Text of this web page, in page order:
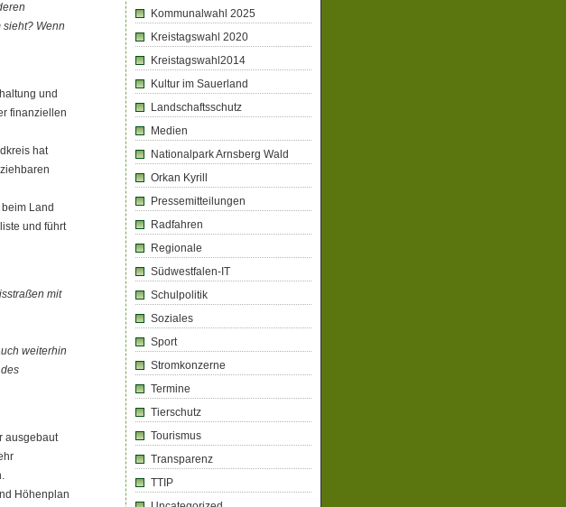
Wenn
und
finanziellen
hat
Land
und führt
mit
weiterhin
ausgebaut
Höhenplan
Kommunalwahl 2025
Kreistagswahl 2020
Kreistagswahl2014
Kultur im Sauerland
Landschaftsschutz
Medien
Nationalpark Arnsberg Wald
Orkan Kyrill
Pressemitteilungen
Radfahren
Regionale
Südwestfalen-IT
Schulpolitik
Soziales
Sport
Stromkonzerne
Termine
Tierschutz
Tourismus
Transparenz
TTIP